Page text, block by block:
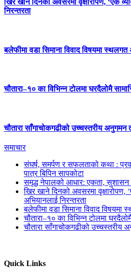
खिर खाने दिनको अवसरमा वृक्षारोपण, ‘एक
निरन्तरता
बलेफीमा वडा सिमाना विवाद विषयमा
चौतारा–१० का विभिन्न टोलमा घरदैलोमै
चौतारा साँगाचोकगढीको उच्चस्तरीय
समाचार
संघर्ष, समर्पण र सफलताको कथा :
पात्र बिपिन सापकोटा
समृद्ध नेपालको आधार: एकता, सुशासन
खिर खाने दिनको अवसरमा वृक्षारोपण,
अभियानलाई निरन्तरता
बलेफीमा वडा सिमाना विवाद
चौतारा–१० का विभिन्न टोलमा
चौतारा साँगाचोकगढीको
Quick Links